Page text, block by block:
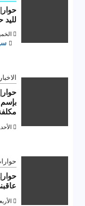
الخميس, 17
الاخبار
الأحد, 23 يوليو 2023, 3:48 م
الأربعاء, 12